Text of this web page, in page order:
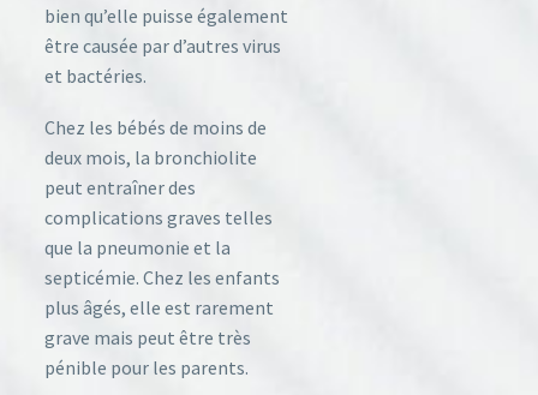
bien qu’elle puisse également
être causée par d’autres virus
et bactéries.
Chez les bébés de moins de
deux mois, la bronchiolite
peut entraîner des
complications graves telles
que la pneumonie et la
septicémie. Chez les enfants
plus âgés, elle est rarement
grave mais peut être très
pénible pour les parents.